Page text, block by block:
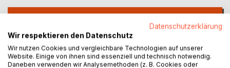
Auf die Merkliste
Titel bewerten
Datenschutzerklärung
Wir respektieren den Datenschutz
Wir nutzen Cookies und vergleichbare Technologien auf unserer
Website. Einige von ihnen sind essenziell und technisch notwendig.
Daneben verwenden wir Analysemethoden (z. B. Cookies oder